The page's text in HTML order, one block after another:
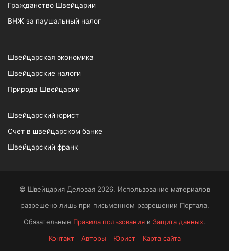
Гражданство Швейцарии
ВНЖ за паушальный налог
Швейцарская экономика
Швейцарские налоги
Природа Швейцарии
Швейцарский юрист
Счет в швейцарском банке
Швейцарский франк
© Швейцария Деловая 2026. Использование материалов
разрешено лишь при письменном разрешении Портала.
Обязательные Правила пользования и Защита данных.
Контакт
Авторы Юрист Карта сайта